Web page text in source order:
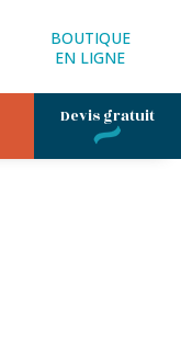
BOUTIQUE
EN LIGNE
Devis gratuit